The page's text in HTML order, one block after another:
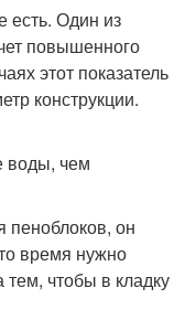
есть. Один из
повышенного
этот показатель
конструкции.
воды, чем
он
время нужно
тем, чтобы в кладку